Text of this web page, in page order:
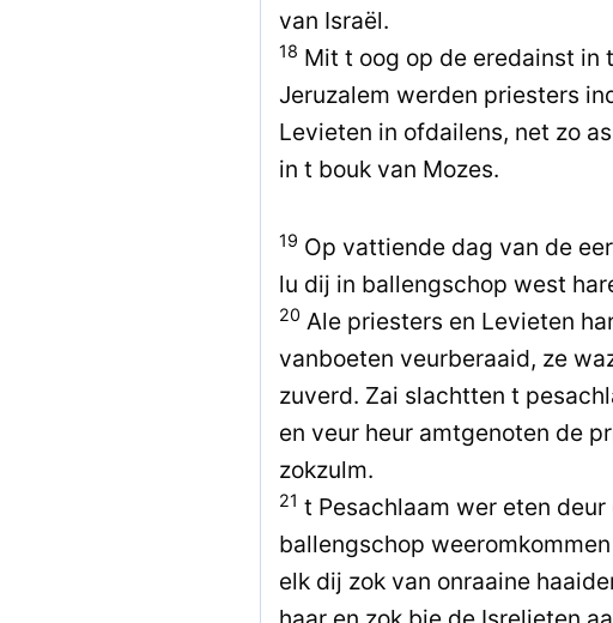
van Israël.
18 Mit t oog op de eredainst in
Jeruzalem werden priesters
Levieten in ofdailens, net zo
in t bouk van Mozes.
19 Op vattiende dag van de
lu dij in ballengschop west
20 Ale priesters en Levieten
vanboeten veurberaaid, ze
zuverd. Zai slachtten t
en veur heur amtgenoten de
zokzulm.
21 t Pesachlaam wer eten
ballengschop
elk dij zok van onraaine